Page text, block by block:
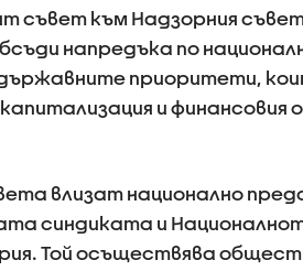
съвет към Надзорния
напредъка по
приоритети,
и финансовия
влизат национално
синдиката и
Той осъществява